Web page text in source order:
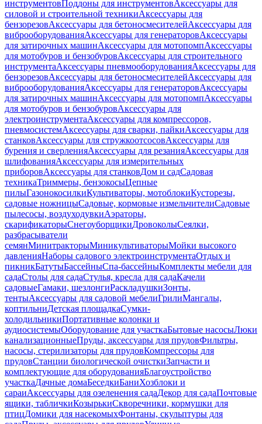
инструментовПоддоны для инструментовАксессуары для
силовой и строительной техникиАксессуары для
бензорезовАксессуары для бетоносмесителейАксессуары для
виброоборудованияАксессуары для генераторовАксессуары
для затирочных машинАксессуары для мотопомпАксессуары
для мотобуров и бензобуровАксессуары для строительного
инструментаАксессуары пневмооборудованияАксессуары для
бензорезовАксессуары для бетоносмесителейАксессуары для
виброоборудованияАксессуары для генераторовАксессуары
для затирочных машинАксессуары для мотопомпАксессуары
для мотобуров и бензобуровАксессуары для
электроинструментаАксессуары для компрессоров,
пневмосистемАксессуары для сварки, пайкиАксессуары для
станковАксессуары для стружкоотсосовАксессуары для
бурения и сверленияАксессуары для резанияАксессуары для
шлифованияАксессуары для измерительных
приборовАксессуары для станковДом и садСадовая
техникаТриммеры, бензокосыЦепные
пилыГазонокосилкиКультиваторы, мотоблокиКусторезы,
садовые ножницыСадовые, кормовые измельчителиСадовые
пылесосы, воздуходувкиАэраторы,
скарификаторыСнегоуборщикиДровоколыСеялки,
разбрасыватели
семянМинитракторыМиникультиваторыМойки высокого
давленияНаборы садового электроинструментаОтдых и
пикникБатутыБассейныСпа-бассейныКомплекты мебели для
садаСтолы для садаСтулья, кресла для садаКачели
садовыеГамаки, шезлонгиРаскладушкиЗонты,
тентыАксессуары для садовой мебелиГрилиМангалы,
коптильниДетская площадкаСумки-
холодильникиПортативные колонки и
аудиосистемыОборудование для участкаБытовые насосыЛюки
канализационныеПруды, аксессуары для прудовФильтры,
насосы, стерилизаторы для прудовКомпрессоры для
прудовСтанции биологической очисткиЗапчасти и
комплектующие для оборудованияБлагоустройство
участкаДачные домаБеседкиБаниХозблоки и
сараиАксессуары для озеленения садаДекор для садаПочтовые
ящики, табличкиКозырькиСкворечники, кормушки для
птицДомики для насекомыхФонтаны, скульптуры для